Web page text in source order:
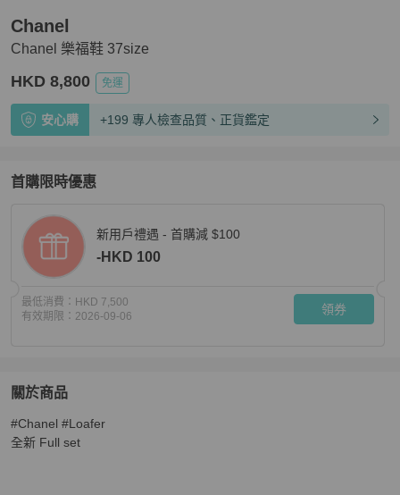
Chanel 樂福鞋 37size
Chanel
HKD 8,800 免運
安心購 +199 專人檢查品質、正貨鑑定
首購限時優惠
新用戶禮遇 - 首購減 $100
-HKD 100
最低消費： HKD 7,500
有效期限： 2026-09-06 領券
關於商品
關於Chanel 樂福鞋 37size
#Chanel #Loafer
全新 Full set